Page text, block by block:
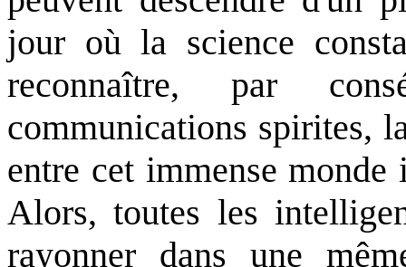
jour où la science
reconnaître, par
communications spirites,
entre cet immense
Alors, toutes les
rayonner dans une